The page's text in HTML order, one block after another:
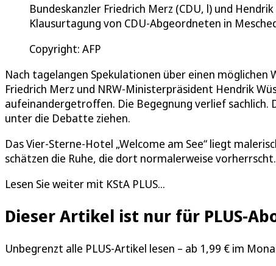
Bundeskanzler Friedrich Merz (CDU, l) und
Klausurtagung von CDU-Abgeordneten in
Copyright: AFP
Nach tagelangen Spekulationen über einen möglichen
Friedrich Merz und NRW-Ministerpräsident Hendrik
aufeinandergetroffen. Die Begegnung verlief sachlich.
unter die Debatte ziehen.
Das Vier-Sterne-Hotel „Welcome am See“ liegt
schätzen die Ruhe, die dort normalerweise
Lesen Sie weiter mit KStA PLUS...
Dieser Artikel ist nur für PLUS-
Unbegrenzt alle PLUS-Artikel lesen – ab 1,99 € im